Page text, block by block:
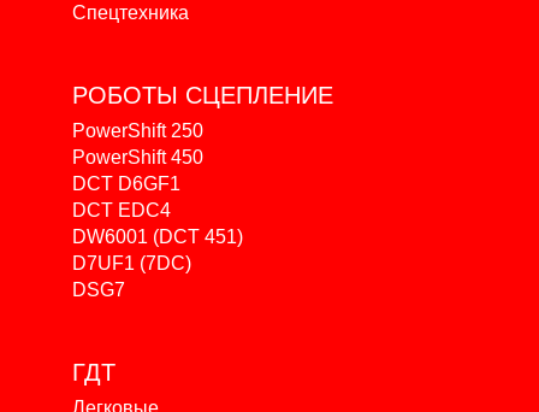
Спецтехника
РОБОТЫ СЦЕПЛЕНИЕ
PowerShift 250
PowerShift 450
DCT D6GF1
DCT EDC4
DW6001 (DCT 451)
D7UF1 (7DC)
DSG7
ГДТ